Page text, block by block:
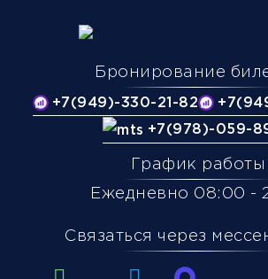
Бронирование
+7(949)-330-21-82
+7(978)-059-
График работы
Ежедневно 08:00 -
Связаться через